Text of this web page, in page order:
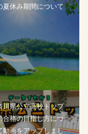
夏休み期間について
川県公立高校トップ
合格の目指し方につ
動画をアップしまし